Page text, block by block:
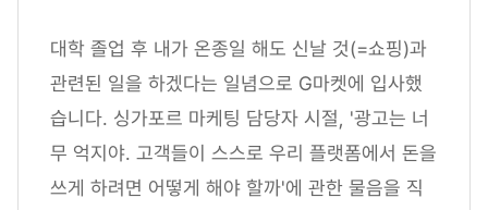
대학 졸업 후 내가 온종일 해도 신날 것(=쇼핑)과
관련된 일을 하겠다는 일념으로 G마켓에 입사했
습니다. 싱가포르 마케팅 담당자 시절, '광고는 너
무 억지야. 고객들이 스스로 우리 플랫폼에서 돈을
쓰게 하려면 어떻게 해야 할까'에 관한 물음을 직